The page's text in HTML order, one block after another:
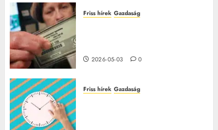
Friss hírek Gazdaság
2026-05-03 0
Friss hírek Gazdaság